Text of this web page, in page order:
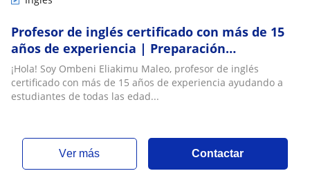
Profesor de inglés certificado con más de 15
años de experiencia | Preparación
Cambridge, inglés para negocios y
conversación
¡Hola! Soy Ombeni Eliakimu Maleo, profesor de inglés
certificado con más de 15 años de experiencia ayudando a
estudiantes de todas las edad...
ver más Contactar